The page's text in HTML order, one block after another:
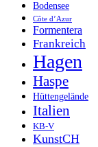
Bodensee
Côte d’Azur
Formentera
Frankreich
Hagen
Haspe
Hüttengelände
Italien
KB-V
KunstCH